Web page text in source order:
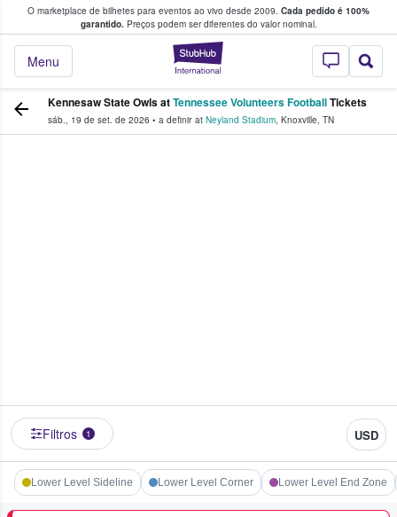
O marketplace de bilhetes para eventos ao vivo desde 2009. Cada pedido é 100%
garantido.Preços podem ser diferentes do valor nominal.
StubHub – onde
Menu
fãs compram e vendem bilhetes
Kennesaw State Owls atTennessee Volunteers FootballTickets
sáb., 19 de set. de 2026 • a definir at Neyland Stadium, Knoxville, TN
Filtros 1 USD
Lower Level Sideline Lower Level Corner Lower Level End Zone